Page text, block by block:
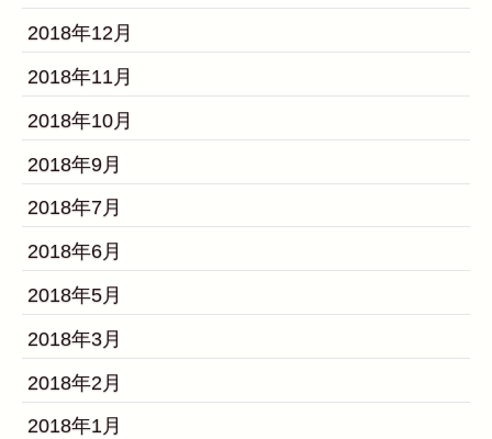
2018年12月
2018年11月
2018年10月
2018年9月
2018年7月
2018年6月
2018年5月
2018年3月
2018年2月
2018年1月